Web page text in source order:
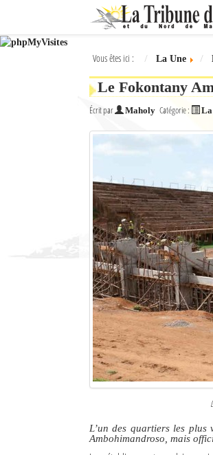
Ok
L'actualité à Diego Suarez
Vous êtes ici : La Une
Le Fokontany
Écrit par Maholy Catégorie :
L’un des quartiers les
Ambohimandroso, mais